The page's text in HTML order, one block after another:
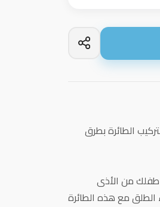
الطائرة بطرق
طفلك من الأذى
مع هذه الطائرة